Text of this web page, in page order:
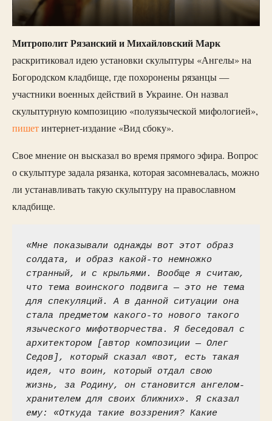
Митрополит Рязанский и Михайловский Марк
раскритиковал идею установки скульптуры «Ангелы» на
Богородском кладбище, где похоронены рязанцы —
участники военных действий в Украине. Он назвал
скульптурную композицию «полуязыческой мифологией»,
пишетинтернет-издание «Вид сбоку».
Свое мнение он высказал во время прямого эфира. Вопрос
о скульптуре задала рязанка, которая засомневалась, можно
ли устанавливать такую скульптуру на православном
кладбище.
«Мне показывали однажды вот этот образ
солдата, и образ какой-то немножко
странный, и с крыльями. Вообще я считаю,
что тема воинского подвига — это не тема
для спекуляций. А в данной ситуации она
стала предметом какого-то нового такого
языческого мифотворчества. Я беседовал с
архитектором [автор композиции — Олег
Седов], который сказал «вот, есть такая
идея, что воин, который отдал свою
жизнь, за Родину, он становится ангелом-
хранителем для своих ближних». Я сказал
ему: «Откуда такие воззрения? Какие